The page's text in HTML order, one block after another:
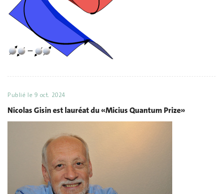
Publié le 9 oct. 2024
Nicolas Gisin est lauréat du «Micius Quantum Prize»